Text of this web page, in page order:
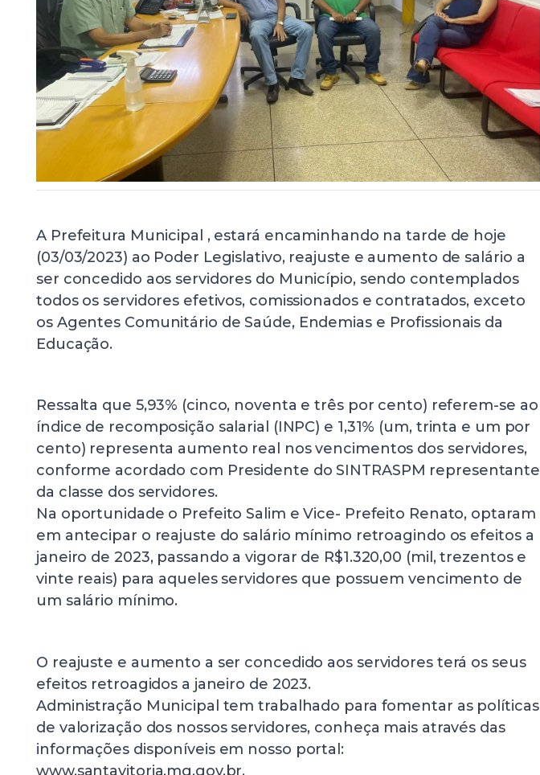
A Prefeitura Municipal , estará encaminhando na tarde de hoje
(03/03/2023) ao Poder Legislativo, reajuste e aumento de salário a
ser concedido aos servidores do Município, sendo contemplados
todos os servidores efetivos, comissionados e contratados, exceto
os Agentes Comunitário de Saúde, Endemias e Profissionais da
Educação.
Ressalta que 5,93% (cinco, noventa e três por cento) referem-se ao
índice de recomposição salarial (INPC) e 1,31% (um, trinta e um por
cento) representa aumento real nos vencimentos dos servidores,
conforme acordado com Presidente do SINTRASPM representante
da classe dos servidores.
Na oportunidade o Prefeito Salim e Vice- Prefeito Renato, optaram
em antecipar o reajuste do salário mínimo retroagindo os efeitos a
janeiro de 2023, passando a vigorar de R$1.320,00 (mil, trezentos e
vinte reais) para aqueles servidores que possuem vencimento de
um salário mínimo.
O reajuste e aumento a ser concedido aos servidores terá os seus
efeitos retroagidos a janeiro de 2023.
Administração Municipal tem trabalhado para fomentar as políticas
de valorização dos nossos servidores, conheça mais através das
informações disponíveis em nosso portal:
www.santavitoria.mg.gov.br.